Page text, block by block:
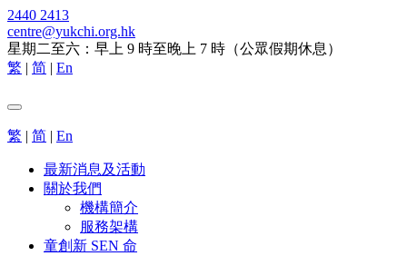
2440 2413
centre@yukchi.org.hk
星期二至六：早上 9 時至晚上 7 時（公眾假期休息）
繁 | 简 | En
繁 | 简 | En
最新消息及活動
關於我們
機構簡介
服務架構
童創新 SEN 命